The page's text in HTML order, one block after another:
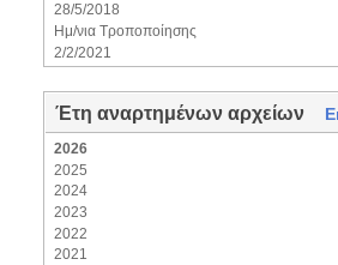
28/5/2018
Ημ/νια Τροποποίησης
2/2/2021
Έτη αναρτημένων αρχείων
2026
2025
2024
2023
2022
2021